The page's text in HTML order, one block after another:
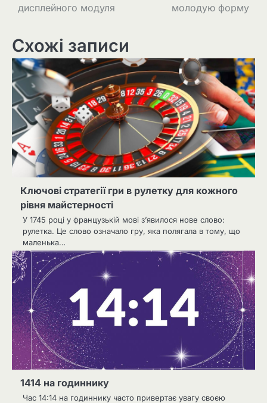
дисплейного модуля
молодую форму
Схожі записи
Ключові стратегії гри в рулетку для кожного
рівня майстерності
У 1745 році у французькій мові з’явилося нове слово:
рулетка. Це слово означало гру, яка полягала в тому, що
маленька…
1414 на годиннику
Час 14:14 на годиннику часто привертає увагу своєю